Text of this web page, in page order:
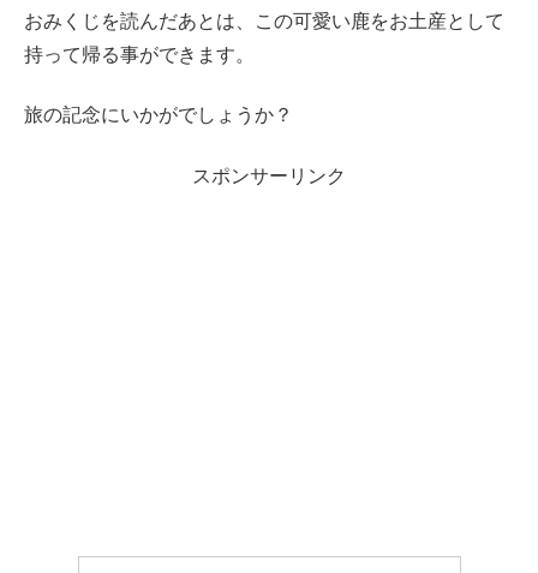
おみくじを読んだあとは、この可愛い鹿をお土産として
持って帰る事ができます。
旅の記念にいかがでしょうか？
スポンサーリンク